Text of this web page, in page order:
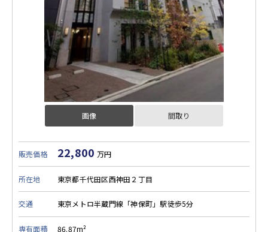
画像 間取り
販売価格 22,800 万円
所在地 東京都千代田区西神田２丁目
交通 東京メトロ半蔵門線「神保町」駅徒歩5分
専有面積 86.87m²